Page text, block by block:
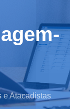
e Atacadistas